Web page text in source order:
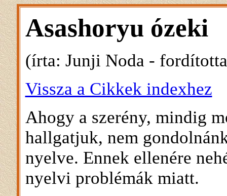
Asashoryu ózeki
(írta: Junji Noda -
Vissza a Cikkek indexhez
Ahogy a szerény, mindig
hallgatjuk, nem
nyelve. Ennek ellenére
nyelvi problémák miatt.